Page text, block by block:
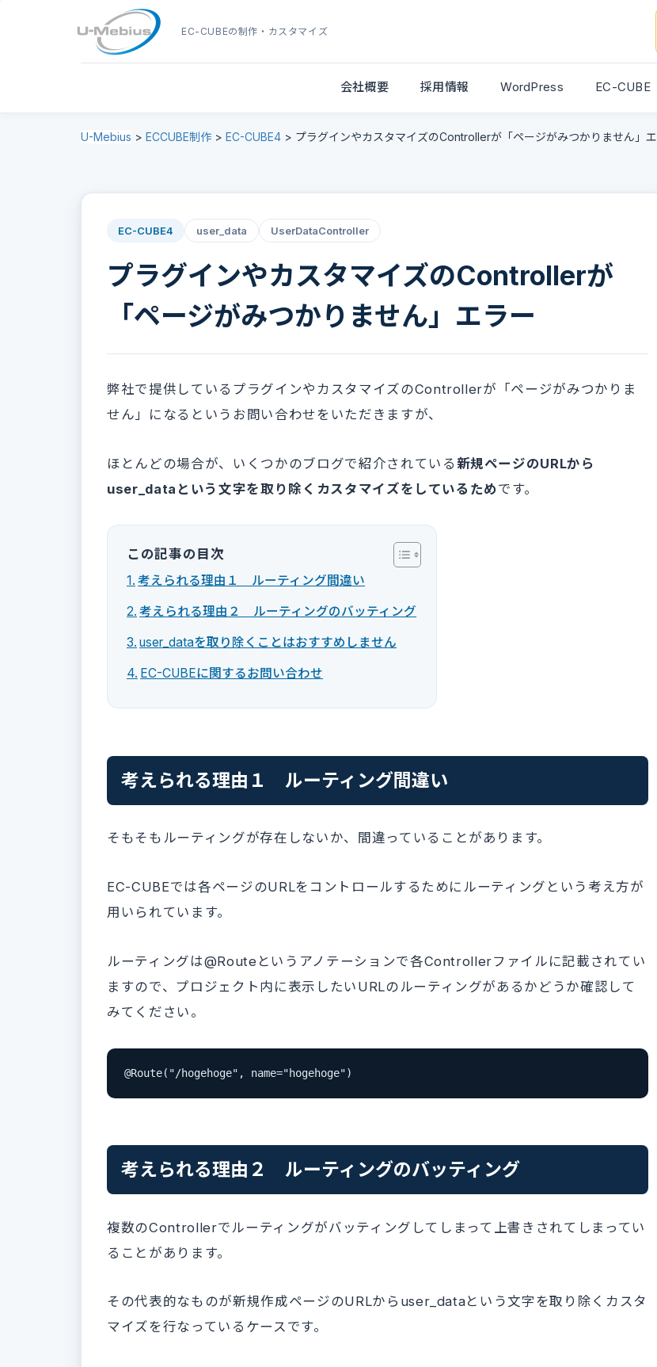
EC-CUBEの制作・カスタマイズ
会社概要 採用情報 WordPress EC-CUBE
U-Mebius > ECCUBE制作 > EC-CUBE4 > プラグインやカスタマイズのControllerが「ページがみつかりません」
EC-CUBE4 user_data UserDataController
プラグインやカスタマイズのControllerが
「ページがみつかりません」エラー
弊社で提供しているプラグインやカスタマイズのControllerが「ページがみつかりま
せん」になるというお問い合わせをいただきますが、
ほとんどの場合が、いくつかのブログで紹介されている 新規ページのURLから
user_dataという文字を取り除くカスタマイズをしているため です。
この記事の目次
考えられる理由１ ルーティング間違い
考えられる理由２ ルーティングのバッティング
user_dataを取り除くことはおすすめしません
EC-CUBEに関するお問い合わせ
考えられる理由１ ルーティング間違い
そもそもルーティングが存在しないか、間違っていることがあります。
EC-CUBEでは各ページのURLをコントロールするためにルーティングという考え方が
用いられています。
ルーティングは@Routeというアノテーションで各Controllerファイルに記載されてい
ますので、プロジェクト内に表示したいURLのルーティングがあるかどうか確認して
みてください。
@Route("/hogehoge", name="hogehoge")
考えられる理由２ ルーティングのバッティング
複数のControllerでルーティングがバッティングしてしまって上書きされてしまってい
ることがあります。
その代表的なものが新規作成ページのURLからuser_dataという文字を取り除くカスタ
マイズを行なっているケースです。